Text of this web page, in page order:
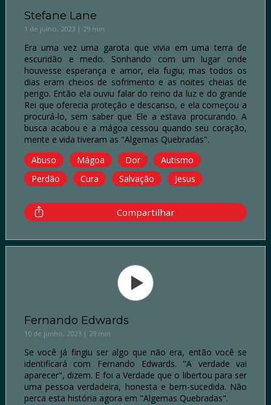
Stefane Lane
1 de julho, 2023 | 29 min
Era uma vez uma garota que vivia em uma terra de
escuridão e medo. Sonhando com um lugar onde
houvesse esperança e amor, ela fugiu; mas todos os
dias eram cheios de sofrimento e as noites cheias de
perigo. Então ela ouviu falar do reino da luz e do grande
Rei que oferecia proteção e descanso, e ela começou a
procurá-lo, sem saber que Ele a estava procurando. A
busca acabou e a mágoa cessou quando seu coração,
mente e vida tiveram as "Algemas Quebradas".
Abuso
Mágoa Dor
Autismo
Perdão
Cura Salvação Jesus
Compartilhar
Fernando Edwards
10 de junho, 2023 | 29 min
Se você já fingiu ser algo que não era, então você se
identificará com Fernando Edwards. "A verdade vai
aparecer", dizem. E foi a Verdade que o libertou para ser
uma pessoa verdadeira, honesta e bem-sucedida. Não
perca esta história agora em "Algemas Quebradas".